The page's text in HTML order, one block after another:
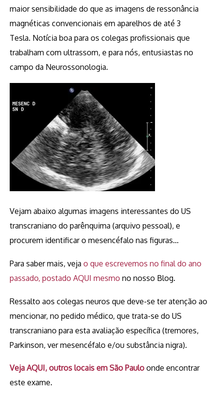
maior sensibilidade do que as imagens de ressonância
magnéticas convencionais em aparelhos de até 3
Tesla. Notícia boa para os colegas profissionais que
trabalham com ultrassom, e para nós, entusiastas no
campo da Neurossonologia.
Vejam abaixo algumas imagens interessantes do US
transcraniano do parênquima (arquivo pessoal), e
procurem identificar o mesencéfalo nas figuras…
Para saber mais, veja o que escrevemos no final do ano
passado, postado AQUI mesmo no nosso Blog.
Ressalto aos colegas neuros que deve-se ter atenção ao
mencionar, no pedido médico, que trata-se do US
transcraniano para esta avaliação específica (tremores,
Parkinson, ver mesencéfalo e/ou substância nigra).
Veja AQUI, outros locais em São Paulo onde encontrar
este exame.